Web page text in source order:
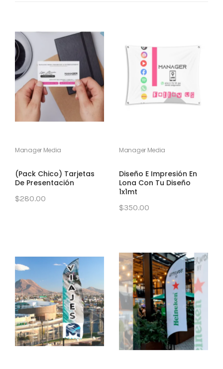
Manager Media
(Pack Chico) Tarjetas
De Presentación
$280.00
Manager Media
Diseño E Impresión En
Lona Con Tu Diseño
1x1mt
$350.00